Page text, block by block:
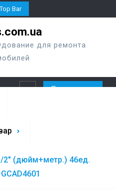
Bar
для ремонта
Перезвонить
2″ (дюйм+метр.) 46ед.